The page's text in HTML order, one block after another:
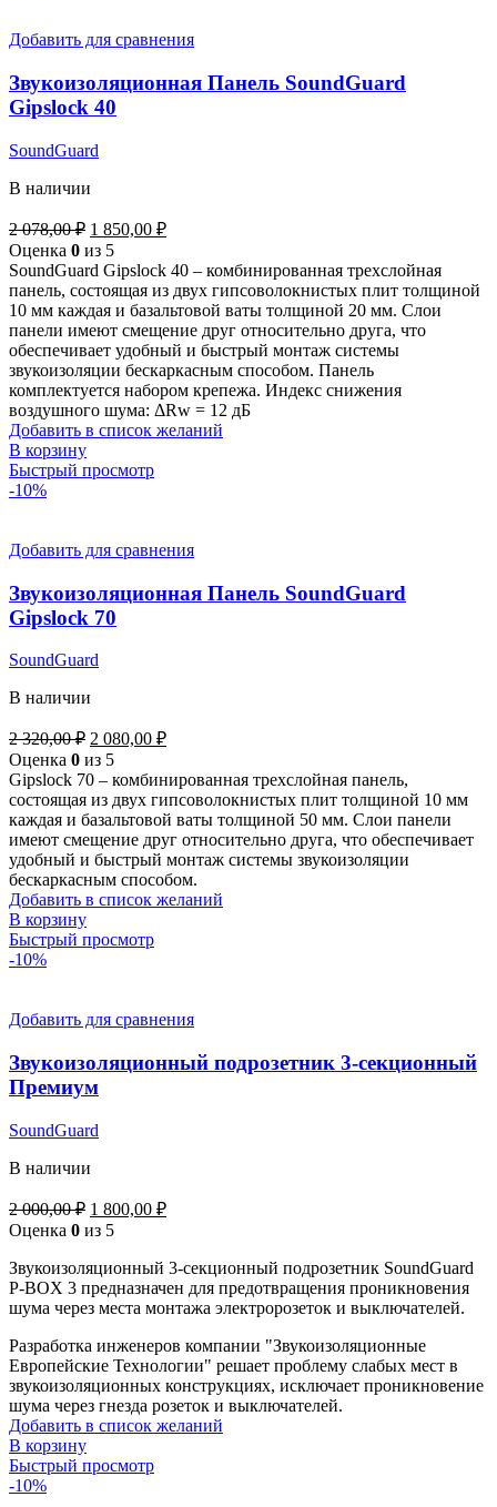
Добавить для сравнения
Звукоизоляционная Панель SoundGuard
Gipslock 40
SoundGuard
В наличии
2 078,00₽ Первоначальная
цена
составляла
2
078,00 ₽.
1 850,00 ₽Текущая
1
850,00 ₽.
Оценка 0 из 5
SoundGuard Gipslock 40 – комбинированная трехслойная
панель, состоящая из двух гипсоволокнистых плит толщиной
10 мм каждая и базальтовой ваты толщиной 20 мм. Слои
панели имеют смещение друг относительно друга, что
обеспечивает удобный и быстрый монтаж системы
звукоизоляции бескаркасным способом. Панель
комплектуется набором крепежа. Индекс снижения
воздушного шума: ΔRw = 12 дБ
Добавить в список желаний
В корзину
Быстрый просмотр
-10%
Добавить для сравнения
Звукоизоляционная Панель SoundGuard
Gipslock 70
SoundGuard
В наличии
2 320,00₽ Первоначальная
цена
составляла
2
320,00 ₽.
2 080,00 ₽Текущая
2
080,00 ₽.
Оценка 0 из 5
Gipslock 70 – комбинированная трехслойная панель,
состоящая из двух гипсоволокнистых плит толщиной 10 мм
каждая и базальтовой ваты толщиной 50 мм. Слои панели
имеют смещение друг относительно друга, что обеспечивает
удобный и быстрый монтаж системы звукоизоляции
бескаркасным способом.
Добавить в список желаний
В корзину
Быстрый просмотр
-10%
Добавить для сравнения
Звукоизоляционный подрозетник 3-секционный
Премиум
SoundGuard
В наличии
2 000,00₽ Первоначальная
цена
2
000,00 ₽.
1 800,00 ₽Текущая
800,00 ₽.
Оценка 0 из 5
Звукоизоляционный 3-секционный подрозетник SoundGuard
P-BOX 3 предназначен для предотвращения проникновения
шума через места монтажа электророзеток и выключателей.
Разработка инженеров компании "Звукоизоляционные
Европейские Технологии" решает проблему слабых мест в
звукоизоляционных конструкциях, исключает проникновение
шума через гнезда розеток и выключателей.
Добавить в список желаний
В корзину
Быстрый просмотр
-10%